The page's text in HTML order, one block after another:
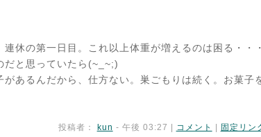
休の第一日目。これ以上体重が増えるのは困る・・・
と思っていたら(~_~;)
あるんだから、仕方ない。巣ごもりは続く。お菓子
投稿者： kun - 午後 03:27 | コメント 固定リン